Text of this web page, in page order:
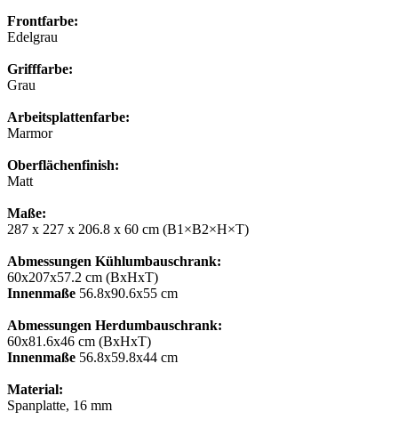
Frontfarbe:
Edelgrau
Grifffarbe:
Grau
Arbeitsplattenfarbe:
Marmor
Oberflächenfinish:
Matt
Maße:
287 x 227 x 206.8 x 60 cm (B1×B2×H×T)
Abmessungen Kühlumbauschrank:
60x207x57.2 cm (BxHxT)
Innenmaße 56.8x90.6x55 cm
Abmessungen Herdumbauschrank:
60x81.6x46 cm (BxHxT)
Innenmaße 56.8x59.8x44 сm
Material:
Spanplatte, 16 mm